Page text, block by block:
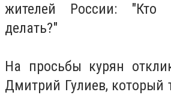
жителей России: "Кто
делать?"
На просьбы курян
Дмитрий Гулиев, который